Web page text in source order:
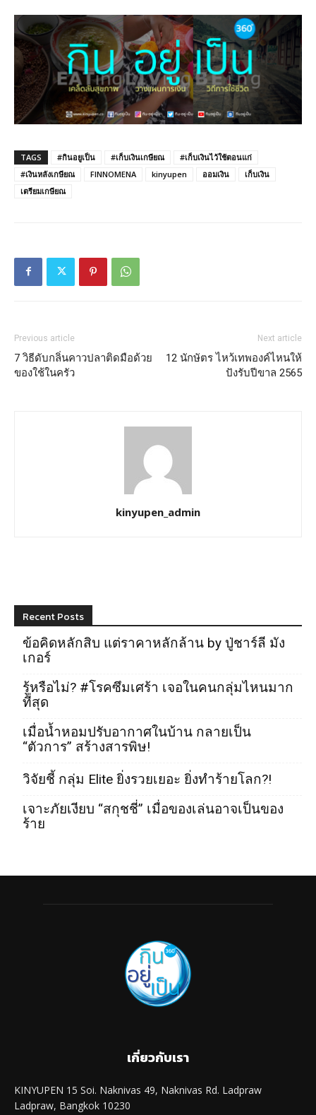
TAGS #กินอยูเป็น #เก็บเงินเกษียณ
#เก็บเงินไว้ใช้ตอนแก่
#เงินหลังเกษียณ
FINNOMENA kinyupen ออมเงิน
เก็บเงิน
เตรียมเกษียณ
Previous article
7 วิธีดับกลิ่นคาวปลาติดมือด้วย
ของใช้ในครัว
Next article
12 นักษัตร ไหว้เทพองค์ไหนให้
ปังรับปีขาล 2565
kinyupen_admin
Recent Posts
ข้อคิดหลักสิบ แต่ราคาหลักล้าน by ปู่ชาร์ลี มัง
เกอร์
รู้หรือไม่? #โรคซึมเศร้า เจอในคนกลุ่มไหนมาก
ที่สุด
เมื่อน้ำหอมปรับอากาศในบ้าน กลายเป็น
“ตัวการ” สร้างสารพิษ!
วิจัยชี้ กลุ่ม Elite ยิ่งรวยเยอะ ยิ่งทำร้ายโลก?!
เจาะภัยเงียบ “สกุชชี่” เมื่อของเล่นอาจเป็นของ
ร้าย
เกี่ยวกับเรา
KINYUPEN 15 Soi. Naknivas 49, Naknivas Rd. Ladpraw
Ladpraw, Bangkok 10230